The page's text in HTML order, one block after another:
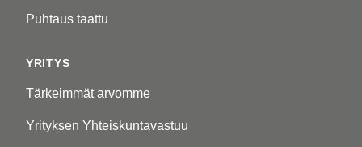
Puhtaus taattu
YRITYS
Tärkeimmät arvomme
Yrityksen Yhteiskuntavastuu